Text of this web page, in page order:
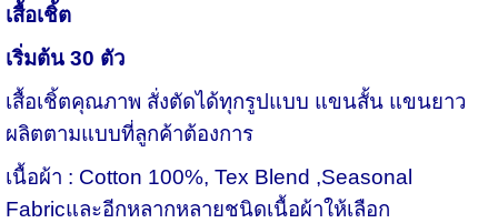
เสื้อเชิ้ต
เริ่มต้น 30 ตัว
เสื้อเชิ้ตคุณภาพ สั่งตัดได้ทุกรูปแบบ แขนสั้น แขนยาว
ผลิตตามแบบที่ลูกค้าต้องการ
เนื้อผ้า : Cotton 100%, Tex Blend ,Seasonal
Fabricและอีกหลากหลายชนิดเนื้อผ้าให้เลือก